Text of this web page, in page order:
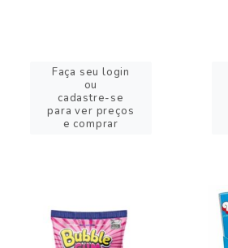
Faça seu login
ou
cadastre-se
para ver preços
e comprar